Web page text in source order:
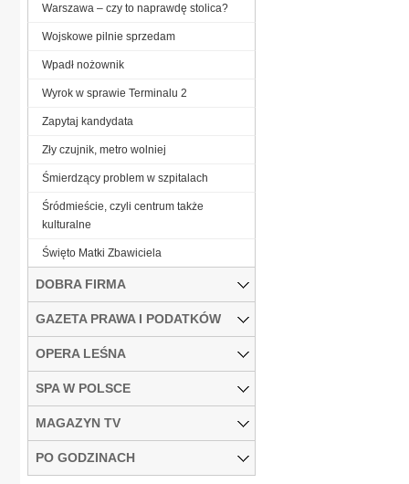
Warszawa – czy to naprawdę stolica?
Wojskowe pilnie sprzedam
Wpadł nożownik
Wyrok w sprawie Terminalu 2
Zapytaj kandydata
Zły czujnik, metro wolniej
Śmierdzący problem w szpitalach
Śródmieście, czyli centrum także
kulturalne
Święto Matki Zbawiciela
DOBRA FIRMA
GAZETA PRAWA I PODATKÓW
OPERA LEŚNA
SPA W POLSCE
MAGAZYN TV
PO GODZINACH